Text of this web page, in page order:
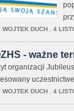
WOJTEK DUCH, 4
- ważne
organizacji
WOJTEK DUCH, 4